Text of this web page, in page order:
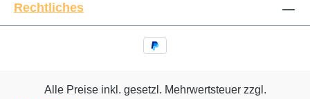
Rechtliches
Alle Preise inkl. gesetzl. Mehrwertsteuer zzgl.